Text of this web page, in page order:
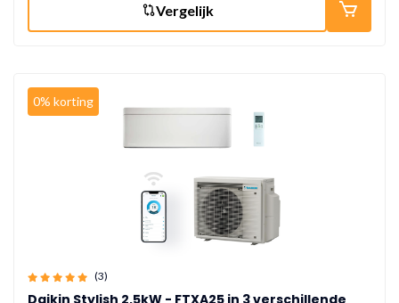
Vergelijk
0% korting
(3)
Daikin Stylish 2,5kW - FTXA25 in 3 verschillende